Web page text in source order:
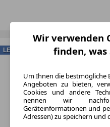
LEASING
Wir verwenden
finden, was
Um Ihnen die bestmögliche
Angeboten zu bieten,
Cookies und andere
nennen wir
Geräteinformationen und
Adressen) zu speichern und